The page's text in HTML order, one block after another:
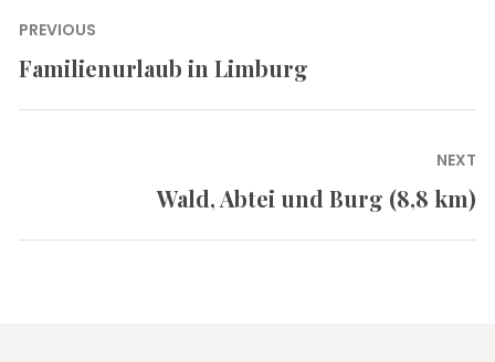
Beitragsnavigation
PREVIOUS
Previous
Familienurlaub in Limburg
NEXT
Wald, Abtei und Burg (8,8 km)